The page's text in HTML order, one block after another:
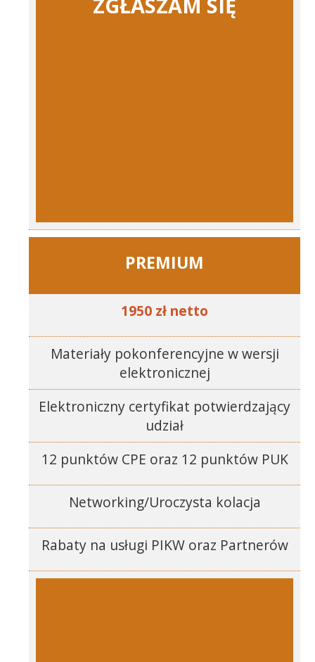
PREMIUM
1950 zł netto
Materiały pokonferencyjne w wersji
elektronicznej
Elektroniczny certyfikat potwierdzający
udział
12 punktów CPE oraz 12 punktów PUK
Networking/Uroczysta kolacja
Rabaty na usługi PIKW oraz Partnerów